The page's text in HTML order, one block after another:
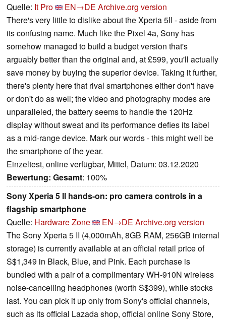
Quelle: It Pro EN→DE Archive.org version
There's very little to dislike about the Xperia 5II - aside from
its confusing name. Much like the Pixel 4a, Sony has
somehow managed to build a budget version that's
arguably better than the original and, at £599, you'll actually
save money by buying the superior device. Taking it further,
there's plenty here that rival smartphones either don't have
or don't do as well; the video and photography modes are
unparalleled, the battery seems to handle the 120Hz
display without sweat and its performance defies its label
as a mid-range device. Mark our words - this might well be
the smartphone of the year.
Einzeltest, online verfügbar, Mittel, Datum: 03.12.2020
Bewertung: Gesamt: 100%
Sony Xperia 5 II hands-on: pro camera controls in a
flagship smartphone
Quelle: Hardware Zone EN→DE Archive.org version
The Sony Xperia 5 II (4,000mAh, 8GB RAM, 256GB internal
storage) is currently available at an official retail price of
S$1,349 in Black, Blue, and Pink. Each purchase is
bundled with a pair of a complimentary WH-910N wireless
noise-cancelling headphones (worth S$399), while stocks
last. You can pick it up only from Sony's official channels,
such as its official Lazada shop, official online Sony Store,